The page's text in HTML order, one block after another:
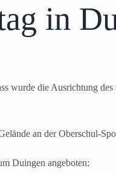
in
wurde die Ausrichtung
an der Oberschul-
Duingen angeboten: